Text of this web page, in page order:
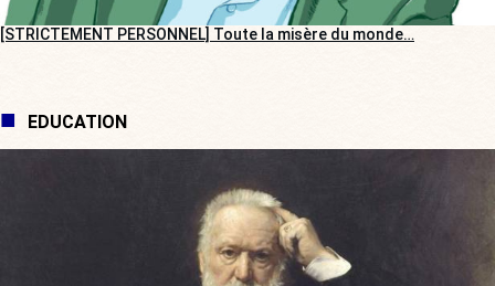
[STRICTEMENT PERSONNEL] Toute la misère du monde…
EDUCATION